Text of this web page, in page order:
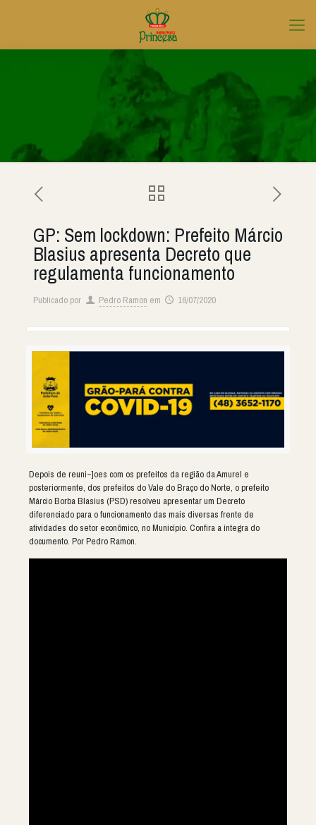
GP: Sem lockdown: Prefeito Márcio
Blasius apresenta Decreto que
regulamenta funcionamento
Publicado por Pedro Ramon em 16/07/2020
Depois de reuni~]oes com os prefeitos da região da Amurel e
posteriormente, dos prefeitos do Vale do Braço do Norte, o prefeito
Márcio Borba Blasius (PSD) resolveu apresentar um Decreto
diferenciado para o funcionamento das mais diversas frente de
atividades do setor econômico, no Município. Confira a íntegra do
documento. Por Pedro Ramon.